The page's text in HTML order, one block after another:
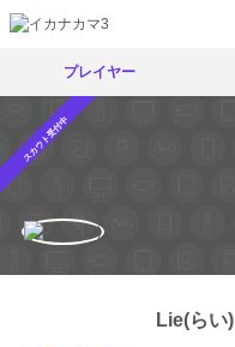
プレイヤー
スカウト受付中
Lie(らい)